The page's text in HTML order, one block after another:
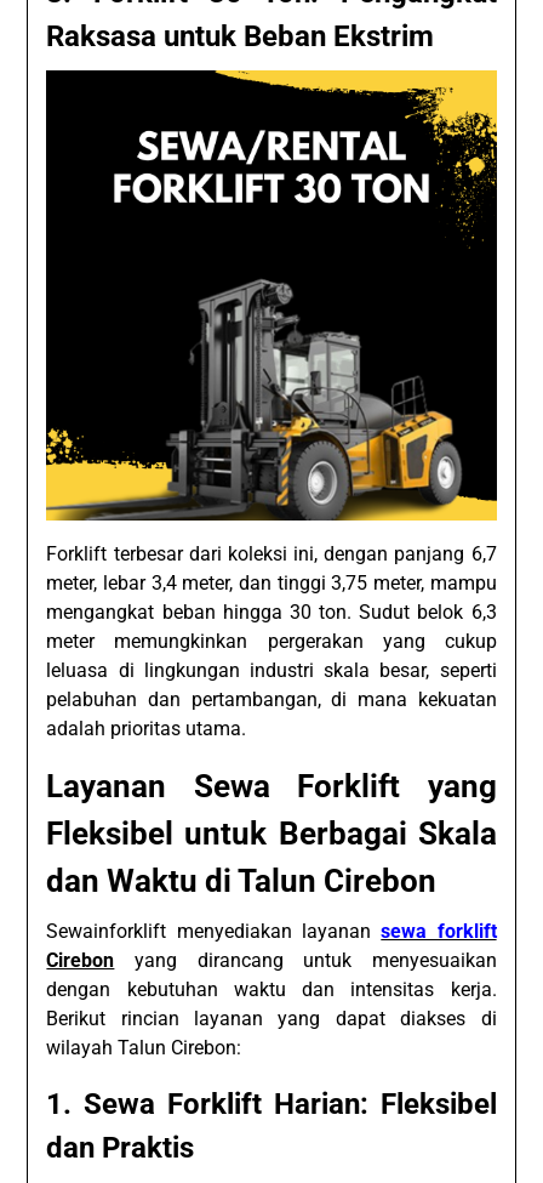
Raksasa untuk Beban Ekstrim
Forklift terbesar dari koleksi ini, dengan panjang 6,7
meter, lebar 3,4 meter, dan tinggi 3,75 meter, mampu
mengangkat beban hingga 30 ton. Sudut belok 6,3
meter memungkinkan pergerakan yang cukup
leluasa di lingkungan industri skala besar, seperti
pelabuhan dan pertambangan, di mana kekuatan
adalah prioritas utama.
Layanan Sewa Forklift yang
Fleksibel untuk Berbagai Skala
dan Waktu di Talun Cirebon
Sewainforklift menyediakan layanansewa forklift
Cirebon yang dirancang untuk menyesuaikan
dengan kebutuhan waktu dan intensitas kerja.
Berikut rincian layanan yang dapat diakses di
wilayah Talun Cirebon:
1. Sewa Forklift Harian: Fleksibel
dan Praktis